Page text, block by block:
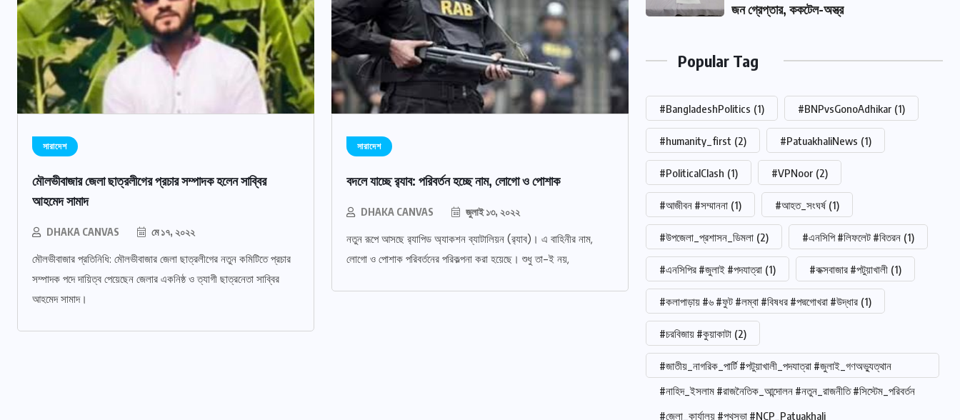
সারাদেশ
মৌলভীবাজার জেলা ছাত্রলীগের প্রচার সম্পাদক হলেন সাব্বির
আহমেদ সামাদ
DHAKA CANVAS মে ১৭, ২০২২
মৌলভীবাজার প্রতিনিধি: মৌলভীবাজার জেলা ছাত্রলীগের নতুন কমিটিতে প্রচার
সম্পাদক পদে দায়িত্ব পেয়েছেন জেলার একনিষ্ঠ ও ত্যাগী ছাত্রনেতা সাব্বির
আহমেদ সামাদ।
সারাদেশ
বদলে যাচ্ছে র‌্যাব: পরিবর্তন হচ্ছে নাম, লোগো ও পোশাক
DHAKA CANVAS জুলাই ১৩, ২০২২
নতুন রূপে আসছে র‌্যাপিড অ্যাকশন ব্যাটালিয়ন (র‌্যাব)। এ বাহিনীর নাম,
লোগো ও পোশাক পরিবর্তনের পরিকল্পনা করা হয়েছে। শুধু তা-ই নয়,
জন গ্রেপ্তার, ককটেল-অস্ত্র
Popular Tag
#BangladeshPolitics (1) #BNPvsGonoAdhikar (1)
#humanity_first (2) #PatuakhaliNews (1)
#PoliticalClash (1) #VPNoor (2)
#আজীবন #সম্মাননা (1) #আহত_সংঘর্ষ (1)
#উপজেলা_প্রশাসন_ডিমলা (2) #এনসিপি #লিফলেট #বিতরন (1)
#এনসিপির #জুলাই #পদযাত্রা (1) #কক্সবাজার #পটুয়াখালী (1)
#কলাপাড়ায় #৬ #ফুট #লম্বা #বিষধর #পদ্মগোখরা #উদ্ধার (1)
#চরবিজায় #কুয়াকাটা (2)
#জাতীয়_নাগরিক_পার্টি #পটুয়াখালী_পদযাত্রা #জুলাই_গণঅভ্যুত্থান
#নাহিদ_ইসলাম #রাজনৈতিক_আন্দোলন #নতুন_রাজনীতি #সিস্টেম_পরিবর্তন
#জেলা_কার্যালয় #পথসভা #NCP_Patuakhali